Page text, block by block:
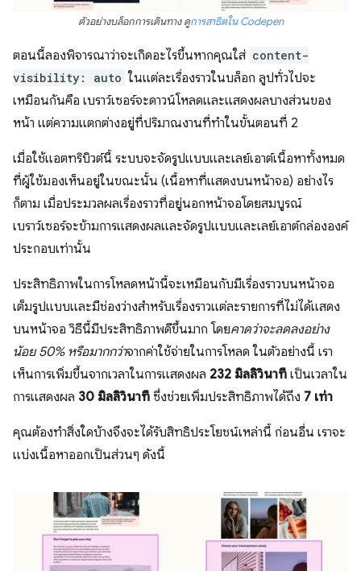
ตัวอย่างบล็อกการเดินทาง ดูการสาธิตใน Codepen
ตอนนี้ลองพิจารณาว่าจะเกิดอะไรขึ้นหากคุณใส่ content-
visibility: auto ในแต่ละเรื่องราวในบล็อก ลูปทั่วไปจะ
เหมือนกันคือ เบราว์เซอร์จะดาวน์โหลดและแสดงผลบางส่วนของ
หน้า แต่ความแตกต่างอยู่ที่ปริมาณงานที่ทําในขั้นตอนที่ 2
เมื่อใช้แอตทริบิวต์นี้ ระบบจะจัดรูปแบบและเลย์เอาต์เนื้อหาทั้งหมด
ที่ผู้ใช้มองเห็นอยู่ในขณะนั้น (เนื้อหาที่แสดงบนหน้าจอ) อย่างไร
ก็ตาม เมื่อประมวลผลเรื่องราวที่อยู่นอกหน้าจอโดยสมบูรณ์
เบราว์เซอร์จะข้ามการแสดงผลและจัดรูปแบบและเลย์เอาต์กล่ององค์
ประกอบเท่านั้น
ประสิทธิภาพในการโหลดหน้านี้จะเหมือนกับมีเรื่องราวบนหน้าจอ
เต็มรูปแบบและมีช่องว่างสำหรับเรื่องราวแต่ละรายการที่ไม่ได้แสดง
บนหน้าจอ วิธีนี้มีประสิทธิภาพดีขึ้นมาก โดยคาดว่าจะลดลงอย่าง
น้อย 50% หรือมากกว่าจากค่าใช้จ่ายในการโหลด ในตัวอย่างนี้ เรา
เห็นการเพิ่มขึ้นจากเวลาในการแสดงผล 232 มิลลิวินาที เป็นเวลาใน
การแสดงผล 30 มิลลิวินาที ซึ่งช่วยเพิ่มประสิทธิภาพได้ถึง 7 เท่า
คุณต้องทำสิ่งใดบ้างจึงจะได้รับสิทธิประโยชน์เหล่านี้ ก่อนอื่น เราจะ
แบ่งเนื้อหาออกเป็นส่วนๆ ดังนี้